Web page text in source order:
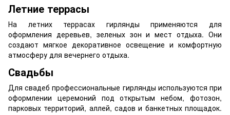
Летние террасы
На летних террасах гирлянды применяются для
оформления деревьев, зеленых зон и мест отдыха. Они
создают мягкое декоративное освещение и комфортную
атмосферу для вечернего отдыха.
Свадьбы
Для свадеб профессиональные гирлянды используются при
оформлении церемоний под открытым небом, фотозон,
парковых территорий, аллей, садов и банкетных площадок.